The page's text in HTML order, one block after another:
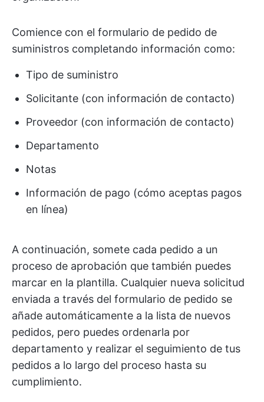
Comience con el formulario de pedido de
suministros completando información como:
Tipo de suministro
Solicitante (con información de contacto)
Proveedor (con información de contacto)
Departamento
Notas
Información de pago (cómo aceptas pagos
en línea)
A continuación, somete cada pedido a un
proceso de aprobación que también puedes
marcar en la plantilla. Cualquier nueva solicitud
enviada a través del formulario de pedido se
añade automáticamente a la lista de nuevos
pedidos, pero puedes ordenarla por
departamento y realizar el seguimiento de tus
pedidos a lo largo del proceso hasta su
cumplimiento.